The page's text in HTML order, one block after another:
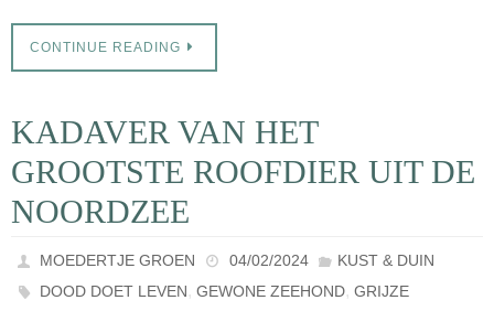
CONTINUE READING
KADAVER VAN HET
GROOTSTE ROOFDIER UIT DE
NOORDZEE
MOEDERTJE GROEN 04/02/2024
KUST & DUIN
DOOD DOET LEVEN,GEWONE ZEEHOND,GRIJZE